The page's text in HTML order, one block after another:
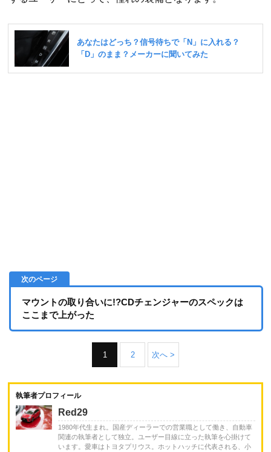
マウントの取り合いに!?CDチェンジャーのスペックは
ここまで上がった
1 2 次へ >
執筆者プロフィール
Red29
1980年代生まれ。国産ディーラーでの営業職として働き、自動車
関連の執筆者として独立。ユーザー目線に立った執筆を心掛けて
います。愛車はトヨタプリウス。ホットハッチに代表される、小